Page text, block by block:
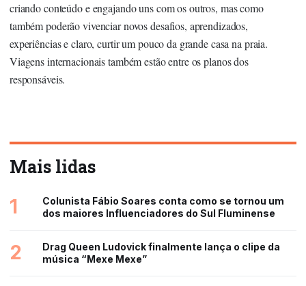
criando conteúdo e engajando uns com os outros, mas como
também poderão vivenciar novos desafios, aprendizados,
experiências e claro, curtir um pouco da grande casa na praia.
Viagens internacionais também estão entre os planos dos
responsáveis.
Mais lidas
1
Colunista Fábio Soares conta como se tornou um
dos maiores Influenciadores do Sul Fluminense
2
Drag Queen Ludovick finalmente lança o clipe da
música “Mexe Mexe”